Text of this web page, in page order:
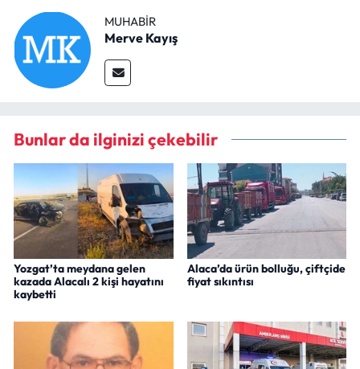
MUHABIR
Merve Kayış
Bunlar da ilginizi çekebilir
Yozgat’ta meydana gelen
kazada Alacalı 2 kişi hayatını
kaybetti
Alaca’da ürün bolluğu, çiftçide
fiyat sıkıntısı